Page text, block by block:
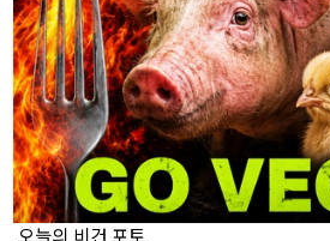
오늘의 비건 포토